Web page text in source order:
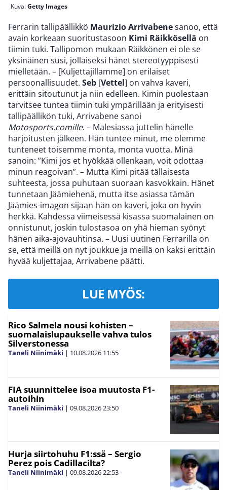
Kuva:Getty Images
Ferrarin tallipäällikkö Maurizio Arrivabenesanoo, että
avain korkeaan suoritustasoon Kimi Räikkösellä on
tiimin tuki. Tallipomon mukaan Räikkönen ei ole se
yksinäinen susi, jollaiseksi hänet stereotyyppisesti
mielletään. – [Kuljettajillamme] on erilaiset
persoonallisuudet. Seb [Vettel] on vahva kaveri,
erittäin sitoutunut ja niin edelleen. Kimin puolestaan
tarvitsee tuntea tiimin tuki ympärillään ja erityisesti
tallipäällikön tuki, Arrivabene sanoi
Motosports.comille. – Malesiassa juttelin hänelle
harjoitusten jälkeen. Hän tuntee minut, me olemme
tunteneet toisemme monta, monta vuotta. Minä
sanoin: ”Kimi jos et hyökkää ollenkaan, voit odottaa
minun reagoivan”. – Mutta Kimi pitää tällaisesta
suhteesta, jossa puhutaan suoraan kasvokkain. Hänet
tunnetaan Jäämiehenä, mutta itse asiassa tämän
Jäämies-imagon sijaan hän on kaveri, joka on hyvin
herkkä. Kahdessa viimeisessä kisassa suomalainen on
onnistunut, joskin tulostasoa on yhä hieman syönyt
hänen aika-ajovauhtinsa. – Uusi uutinen Ferrarilla on
se, että meillä on nyt joukkue ja meillä on kaksi erittäin
hyvää kuljettajaa, Arrivabene päätti.
LUE MYÖS:
Rico Salmela nousi kohisten –
suomalaislupaukselle vahva tulos
Silverstonessa
Taneli Niinimäki | 10.08.2026 11:55
FIA suunnittelee isoa muutosta F1-
autoihin
Taneli Niinimäki | 09.08.202623:50
Hurja siirtohuhu F1:ssä – Sergio
Perez pois Cadillacilta?
Taneli Niinimäki | 09.08.202622:53